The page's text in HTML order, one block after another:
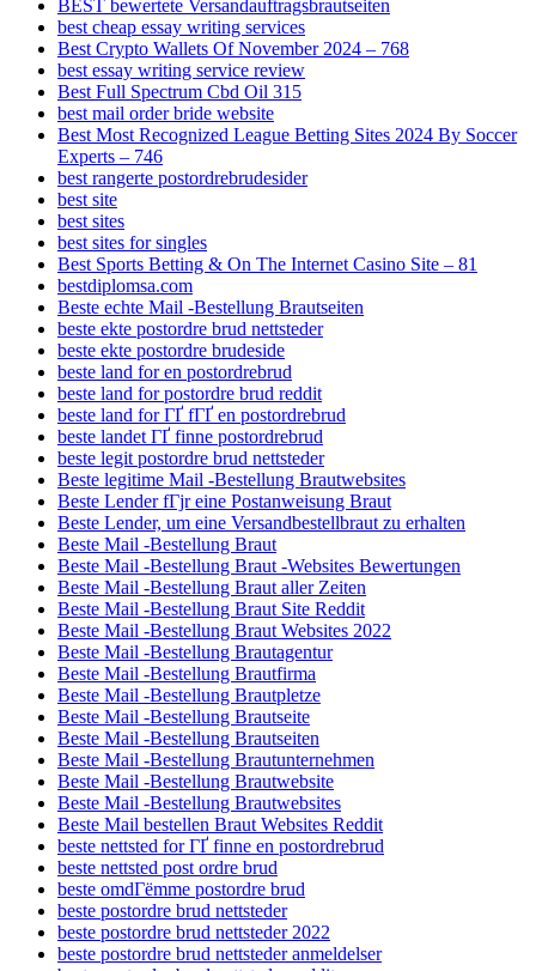
BEST bewertete Versandauftragsbrautseiten
best cheap essay writing services
Best Crypto Wallets Of November 2024 – 768
best essay writing service review
Best Full Spectrum Cbd Oil 315
best mail order bride website
Best Most Recognized League Betting Sites 2024 By Soccer
Experts – 746
best rangerte postordrebrudesider
best site
best sites
best sites for singles
Best Sports Betting & On The Internet Casino Site – 81
bestdiplomsa.com
Beste echte Mail -Bestellung Brautseiten
beste ekte postordre brud nettsteder
beste ekte postordre brudeside
beste land for en postordrebrud
beste land for postordre brud reddit
beste land for ГҐ fГҐ en postordrebrud
beste landet ГҐ finne postordrebrud
beste legit postordre brud nettsteder
Beste legitime Mail -Bestellung Brautwebsites
Beste Lender fГјr eine Postanweisung Braut
Beste Lender, um eine Versandbestellbraut zu erhalten
Beste Mail -Bestellung Braut
Beste Mail -Bestellung Braut -Websites Bewertungen
Beste Mail -Bestellung Braut aller Zeiten
Beste Mail -Bestellung Braut Site Reddit
Beste Mail -Bestellung Braut Websites 2022
Beste Mail -Bestellung Brautagentur
Beste Mail -Bestellung Brautfirma
Beste Mail -Bestellung Brautpletze
Beste Mail -Bestellung Brautseite
Beste Mail -Bestellung Brautseiten
Beste Mail -Bestellung Brautunternehmen
Beste Mail -Bestellung Brautwebsite
Beste Mail -Bestellung Brautwebsites
Beste Mail bestellen Braut Websites Reddit
beste nettsted for ГҐ finne en postordrebrud
beste nettsted post ordre brud
beste omdГёmme postordre brud
beste postordre brud nettsteder
beste postordre brud nettsteder 2022
beste postordre brud nettsteder anmeldelser